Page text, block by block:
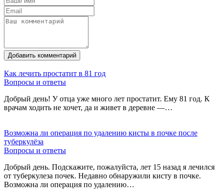
Добавить комментарий
Как лечить простатит в 81 год
Вопросы и ответы
Добрый день! У отца уже много лет простатит. Ему 81 год. К
врачам ходить не хочет, да и живет в деревне —…
Возможна ли операция по удалению кисты в почке после
туберкулёза
Вопросы и ответы
Добрый день. Подскажите, пожалуйста, лет 15 назад я лечился
от туберкулеза почек. Недавно обнаружили кисту в почке.
Возможна ли операция по удалению…